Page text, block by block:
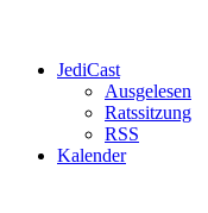
JediCast
Ausgelesen
Ratssitzung
RSS
Kalender